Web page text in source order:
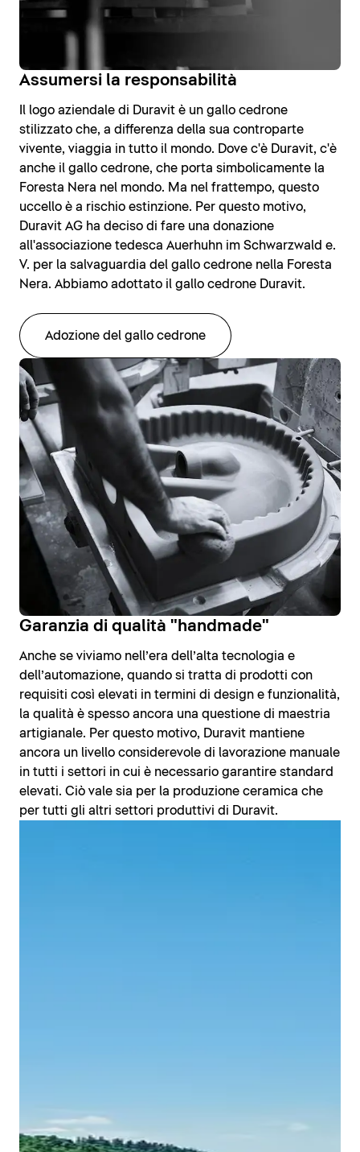
Assumersi la responsabilità
Il logo aziendale di Duravit è un gallo cedrone
stilizzato che, a differenza della sua controparte
vivente, viaggia in tutto il mondo. Dove c'è Duravit, c'è
anche il gallo cedrone, che porta simbolicamente la
Foresta Nera nel mondo. Ma nel frattempo, questo
uccello è a rischio estinzione. Per questo motivo,
Duravit AG ha deciso di fare una donazione
all'associazione tedesca Auerhuhn im Schwarzwald e.
V. per la salvaguardia del gallo cedrone nella Foresta
Nera. Abbiamo adottato il gallo cedrone Duravit.
Adozione del gallo cedrone
Garanzia di qualità "handmade"
Anche se viviamo nell’era dell’alta tecnologia e
dell’automazione, quando si tratta di prodotti con
requisiti così elevati in termini di design e funzionalità,
la qualità è spesso ancora una questione di maestria
artigianale. Per questo motivo, Duravit mantiene
ancora un livello considerevole di lavorazione manuale
in tutti i settori in cui è necessario garantire standard
elevati. Ciò vale sia per la produzione ceramica che
per tutti gli altri settori produttivi di Duravit.